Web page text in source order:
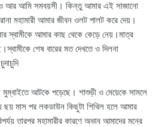
ও আর আমি সমবয়সী। কিন্তু আমার এই সাজানো
মহামারী আমার জীবন ওলট পালট করে দেয়।
স্বামীকে আমার কাছ থেকে কেড়ে নেয়।মাত্র
শেষ বারের মত দেখতে ও দিলনা
আটকে পড়েছে। শাশুড়ী ও মেয়েকে সামলে
ছয় মাস পর লকডাউন কিছুটা শিথিল হলে আমার
তারপর মহামারীর কারণে অভাব আমাদের মনের